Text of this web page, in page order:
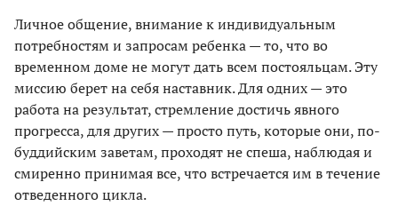
Личное общение, внимание к индивидуальным
потребностям и запросам ребенка — то, что во
временном доме не могут дать всем постояльцам. Эту
миссию берет на себя наставник. Для одних — это
работа на результат, стремление достичь явного
прогресса, для других — просто путь, которые они, по-
буддийским заветам, проходят не спеша, наблюдая и
смиренно принимая все, что встречается им в течение
отведенного цикла.